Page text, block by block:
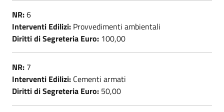
NR:6
Interventi Edilizi: Provvedimenti ambientali
Diritti di Segreteria Euro: 100,00
NR: 7
Interventi Edilizi: Cementi armati
Diritti di Segreteria Euro: 50,00